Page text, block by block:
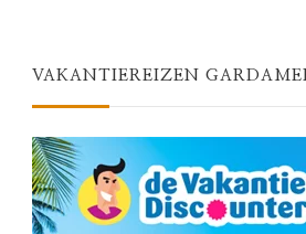
VAKANTIEREIZEN